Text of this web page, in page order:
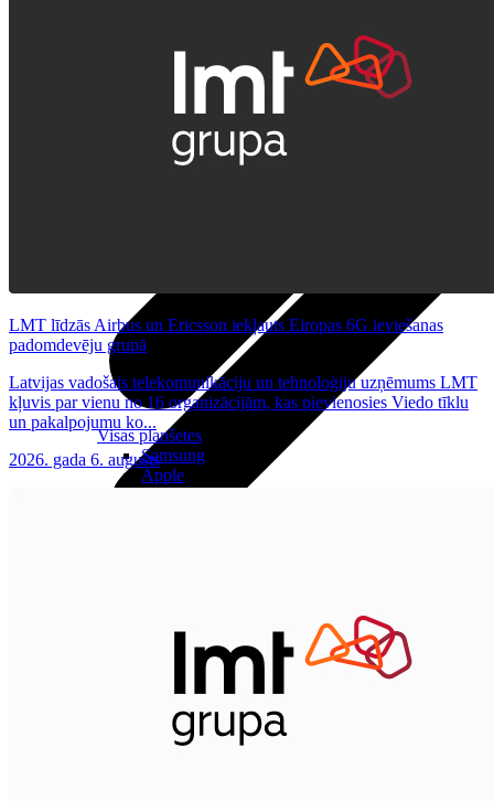
Sensors Elpo
Interneta sargs
Viedtelevīzija
Visas planšetes
Samsung
Apple
Irbuļi
Klaviatūras un peles
Lādētāji un adapteri
Atpirkums
LMT līdzās Airbus un Ericsson iekļauts Eiropas 6G ieviešanas
padomdevēju grupā
Latvijas vadošais telekomunikāciju un tehnoloģiju uzņēmums LMT
kļuvis par vienu no 16 organizācijām, kas pievienosies Viedo tīklu
un pakalpojumu ko...
2026. gada 6. augusts